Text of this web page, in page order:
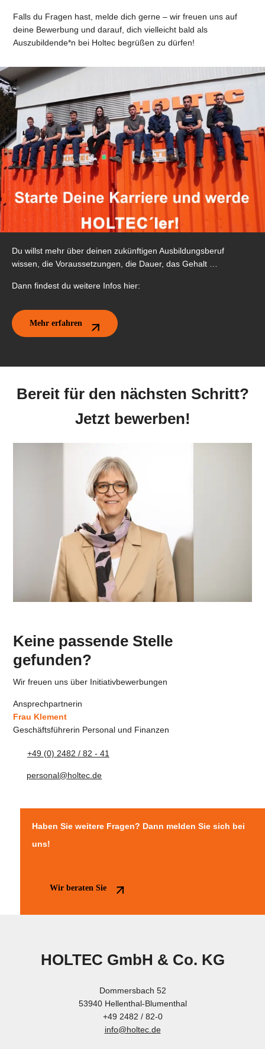
Falls du Fragen hast, melde dich gerne – wir freuen uns auf
deine Bewerbung und darauf, dich vielleicht bald als
Auszubildende*n bei Holtec begrüßen zu dürfen!
Du willst mehr über deinen zukünftigen Ausbildungsberuf
wissen, die Voraussetzungen, die Dauer, das Gehalt …
Dann findest du weitere Infos hier:
Mehr erfahren
Bereit für den nächsten Schritt?
Jetzt bewerben!
Keine passende Stelle
gefunden?
Wir freuen uns über Initiativbewerbungen
Ansprechpartnerin
Frau Klement
Geschäftsführerin Personal und Finanzen
+49 (0) 2482 / 82 - 41
personal@holtec.de
Haben Sie weitere Fragen? Dann melden Sie sich bei
uns!
Wir beraten Sie
HOLTEC GmbH & Co. KG
Dommersbach 52
53940 Hellenthal-Blumenthal
+49 2482 / 82-0
info@holtec.de